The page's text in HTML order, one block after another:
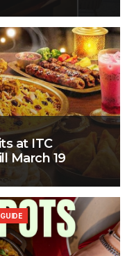
at ITC
March 19